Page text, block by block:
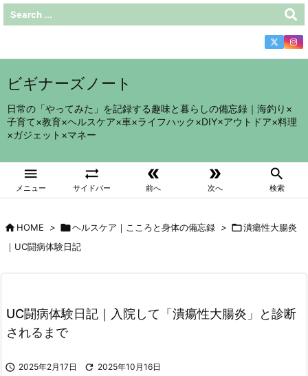
ビギナーズノート
日常の「やってみた」を記録する趣味と暮らしの備忘録｜海釣り×
子育て×教育×ヘルスケア×車×ライフハック×DIY×アウトドア×料理
×ガジェット×マネー

メニュー

サイドバー

前へ

次へ

検索
HOME > ヘルスケア｜こころと身体の備忘録 > 潰瘍性大腸炎
｜UC闘病体験日記
UC闘病体験日記｜入院して「潰瘍性大腸炎」と診断
されるまで
 2025年2月17日  2025年10月16日